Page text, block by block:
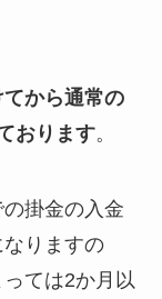
から通常の
おります。
掛金の入金
りますの
ては2か月以